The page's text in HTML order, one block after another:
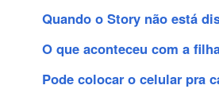
Quando o Story não está
O que aconteceu com a
Pode colocar o celular pra